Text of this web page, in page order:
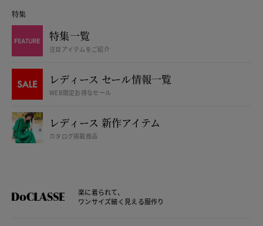
特集
特集一覧
注目アイテムをご紹介
レディース セール情報一覧
WEB限定お得なセール
レディース 新作アイテム
カタログ掲載商品
楽に着られて、
ワンサイズ細く見える服作り